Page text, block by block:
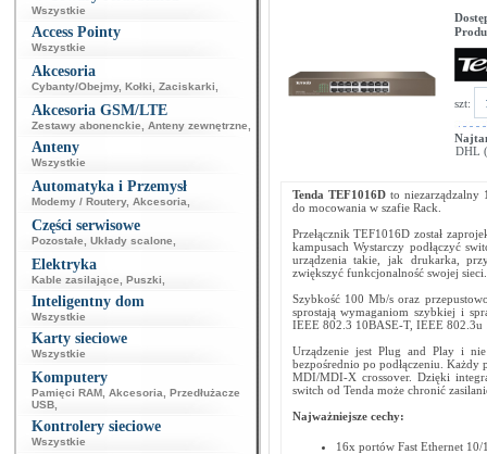
Wszystkie
Access Pointy
Wszystkie
Akcesoria
Cybanty/Obejmy, Kołki Zaciskarki
Akcesoria GSM/LTE
Zestawy abonenckie Anteny zewnętrzne
Anteny
Wszystkie
Automatyka i Przemysł
Modemy / Routery, Akcesoria
Części serwisowe
Pozostałe Układy scalone
Elektryka
Kable zasilające Puszki
Inteligentny dom
Wszystkie
Karty sieciowe
Wszystkie
Komputery
Pamięci RAM Akcesoria
Przedłużacze
USB
Kontrolery sieciowe
Wszystkie
szt:
DHL
Tenda TEF1016Dto niezarządzalny
do mocowania w szafie Rack.
Przełącznik TEF1016D został
kampusach Wystarczy podłączyć
urządzenia takie, jak drukarka,
zwiększyć funkcjonalność swojej
Szybkość 100 Mb/s oraz
sprostają wymaganiom szybkiej i
IEEE 802.3 10BASE-T, IEEE 802.3u
Urządzenie jest Plug and Play i
bezpośrednio po podłączeniu.
MDI/MDI-X crossover. Dzięki
switch od Tenda może chronić
Najważniejsze cechy:
16x portów Fast Ethernet